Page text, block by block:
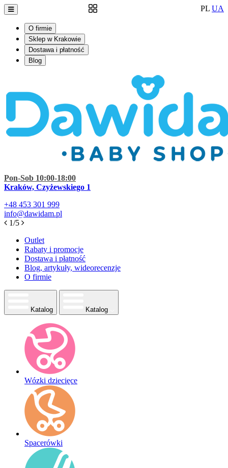
O firmie
Sklep w Krakowie
Dostawa i płatność
Blog
PL UA
Pon-Sob 10:00-18:00
Kraków, Czyżewskiego 1
+48 453 301 999
info@dawidam.pl
1/5
Outlet
Rabaty i promocje
Dostawa i płatność
Blog, artykuły, wideorecenzje
O firmie
Katalog Katalog
Wózki dziecięce
Spacerówki